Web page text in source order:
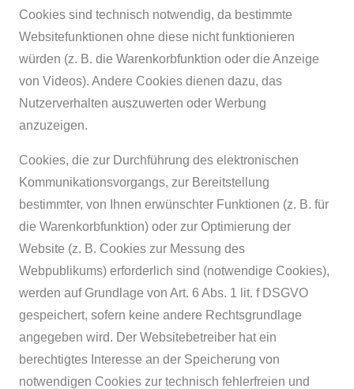
Cookies sind technisch notwendig, da bestimmte
Websitefunktionen ohne diese nicht funktionieren
würden (z. B. die Warenkorbfunktion oder die Anzeige
von Videos). Andere Cookies dienen dazu, das
Nutzerverhalten auszuwerten oder Werbung
anzuzeigen.
Cookies, die zur Durchführung des elektronischen
Kommunikationsvorgangs, zur Bereitstellung
bestimmter, von Ihnen erwünschter Funktionen (z. B. für
die Warenkorbfunktion) oder zur Optimierung der
Website (z. B. Cookies zur Messung des
Webpublikums) erforderlich sind (notwendige Cookies),
werden auf Grundlage von Art. 6 Abs. 1 lit. f DSGVO
gespeichert, sofern keine andere Rechtsgrundlage
angegeben wird. Der Websitebetreiber hat ein
berechtigtes Interesse an der Speicherung von
notwendigen Cookies zur technisch fehlerfreien und